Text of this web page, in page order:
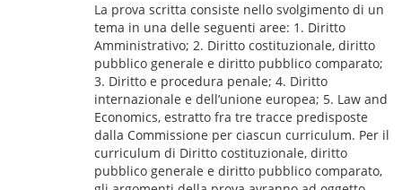
La prova scritta consiste nello svolgimento di un
tema in una delle seguenti aree: 1. Diritto
Amministrativo; 2. Diritto costituzionale, diritto
pubblico generale e diritto pubblico comparato;
3. Diritto e procedura penale; 4. Diritto
internazionale e dell’unione europea; 5. Law and
Economics, estratto fra tre tracce predisposte
dalla Commissione per ciascun curriculum. Per il
curriculum di Diritto costituzionale, diritto
pubblico generale e diritto pubblico comparato,